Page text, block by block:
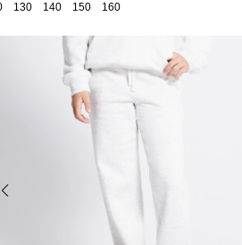
130 140 150 160